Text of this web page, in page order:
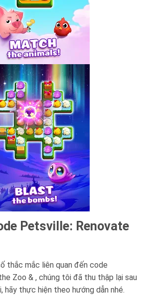
Petsville: Renovate
thắc mắc liên quan đến code
Zoo & , chúng tôi đã thu thập lại sau
hãy thực hiện theo hướng dẫn nhé.